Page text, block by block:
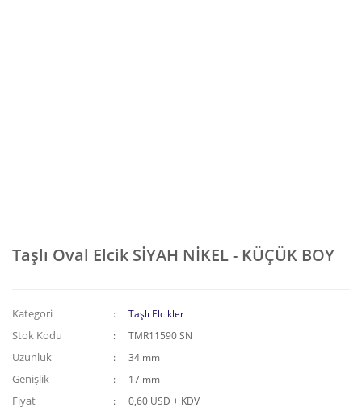
Taşlı Oval Elcik SİYAH NİKEL - KÜÇÜK BOY
Kategori Taşlı Elcikler
Stok Kodu TMR11590 SN
Uzunluk 34 mm
Genişlik 17 mm
Fiyat 0,60 USD + KDV